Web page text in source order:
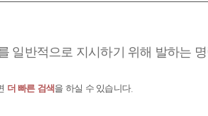
일반적으로 지시하기 위해 발하는
더 빠른 검색 을 하실 수 있습니다.